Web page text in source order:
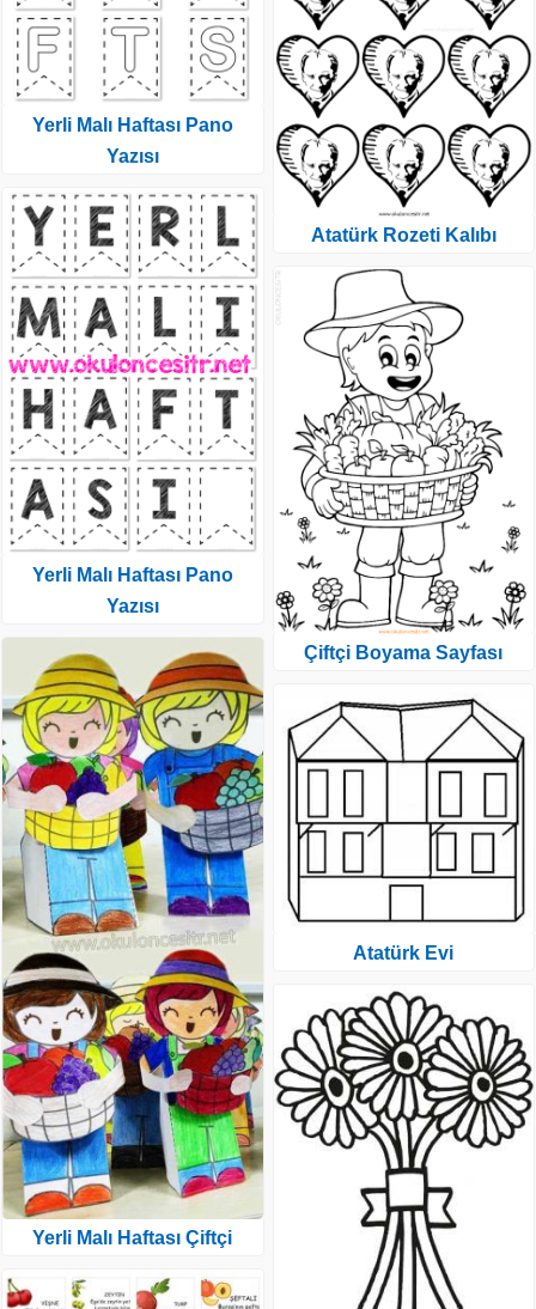
Yerli Malı Haftası Pano
Yazısı
Yerli Malı Haftası Pano
Yazısı
Yerli Malı Haftası Çiftçi
Atatürk Rozeti Kalıbı
Çiftçi Boyama Sayfası
Atatürk Evi